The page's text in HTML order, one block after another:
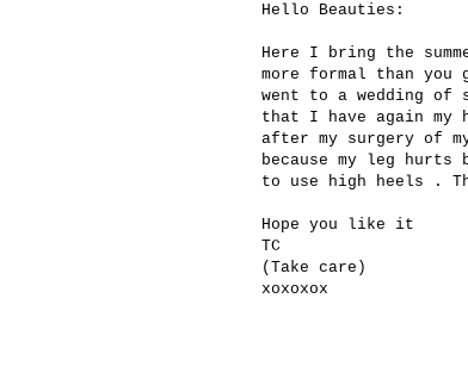
Hello Beauties :
Here I bring the
more formal than you
went to a wedding of
that
I have again my
after my surgery of
because my leg hurts
to
use high heels .
Hope you like it
TC
( Take care )
xoxoxox